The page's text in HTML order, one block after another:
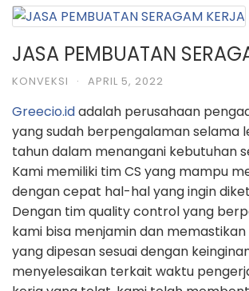
JASA PEMBUATAN
KONVEKSI · APRIL 5, 2022
Greecio.idadalah perusahaan
yang sudah berpengalaman selama
tahun dalam menangani kebutuhan
Kami memiliki tim CS yang mampu
dengan cepat hal-hal yang ingin
Dengan tim quality control yang
kami bisa menjamin dan
yang dipesan sesuai dengan
menyelesaikan terkait waktu